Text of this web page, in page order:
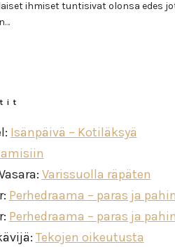
ihmiset tuntisivat olonsa
: Isänpäivä – Kotiläksyä
: Varissuolla räpäten
: Perhedraama – paras ja pahin
: Perhedraama – paras ja pahin
: Tekojen oikeutusta